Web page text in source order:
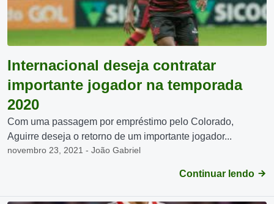
Internacional deseja contratar
importante jogador na temporada
2020
Com uma passagem por empréstimo pelo Colorado,
Aguirre deseja o retorno de um importante jogador...
novembro 23, 2021 - João Gabriel
Continuar lendo